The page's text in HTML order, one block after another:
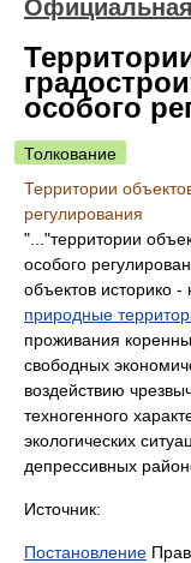
особого
Толкование
Территории
регулирования
"..."территории
особого
объектов историко -
природные
проживания
свободных
воздействию
техногенного
экологических
депрессивных
Источник:
Постановление